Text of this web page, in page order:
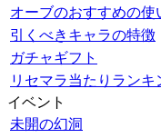
オーブのおすすめの使
引くべきキャラの特徴
ガチャギフト
リセマラ当たりランキ
イベント
未開の幻洞